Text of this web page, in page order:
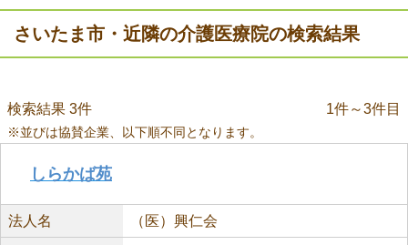
さいたま市・近隣の介護医療院の検索結果
検索結果 3件 1件～3件目
※並びは協賛企業、以下順不同となります。
しらかば苑
法人名 （医）興仁会